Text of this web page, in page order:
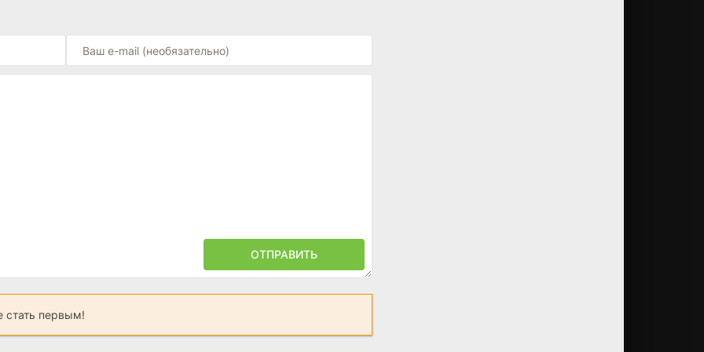
ОТПРАВИТЬ
стать первым!